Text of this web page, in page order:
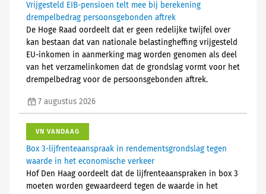
Vrijgesteld EIB-pensioen telt mee bij berekening
drempelbedrag persoonsgebonden aftrek
De Hoge Raad oordeelt dat er geen redelijke twijfel over
kan bestaan dat van nationale belastingheffing vrijgesteld
EU-inkomen in aanmerking mag worden genomen als deel
van het verzamelinkomen dat de grondslag vormt voor het
drempelbedrag voor de persoonsgebonden aftrek.
7 augustus 2026
VN VANDAAG
Box 3-lijfrenteaanspraak in rendementsgrondslag tegen
waarde in het economische verkeer
Hof Den Haag oordeelt dat de lijfrenteaanspraken in box 3
moeten worden gewaardeerd tegen de waarde in het